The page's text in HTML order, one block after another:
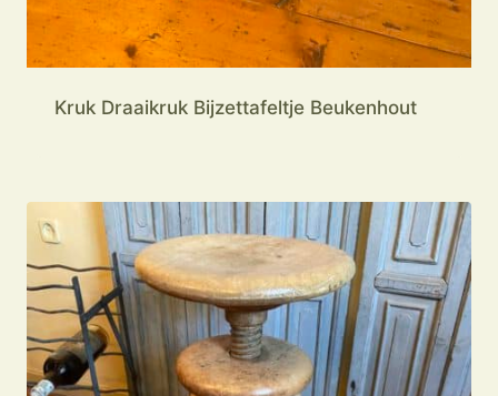
Kruk Draaikruk Bijzettafeltje Beukenhout